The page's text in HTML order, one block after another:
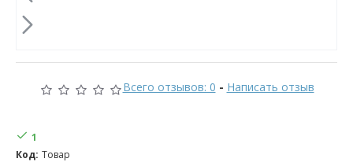
Всего отзывов: 0 - Написать отзыв
1
Код: Товар